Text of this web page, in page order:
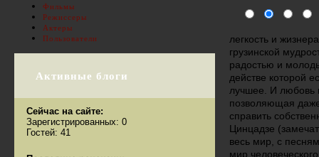
легкость и
грузинской
радостью и
действе которой
лучшее. И любовь
позволяющая
справить
Цинцадзе
весь мир, с
мир
Фильмы
Режиссеры
Актеры
Пользователи
Активные блоги
Сейчас на сайте:
Зарегистрированных: 0
Гостей: 41